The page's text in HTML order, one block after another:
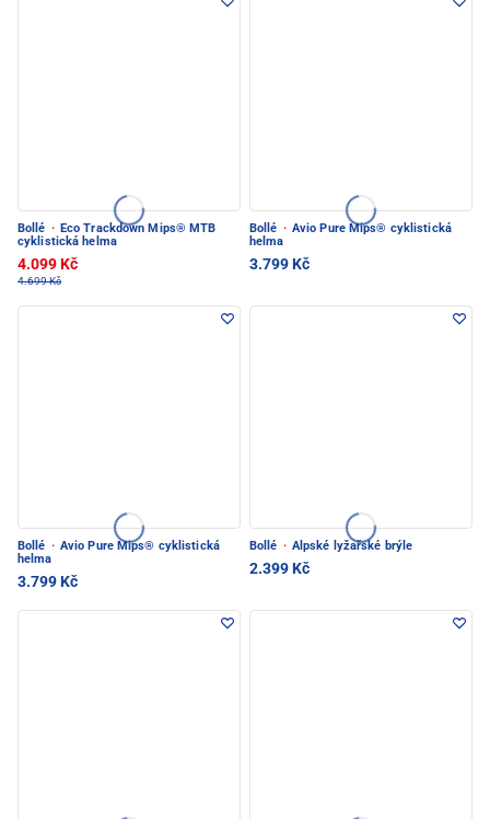
Bollé · Eco Trackdown Mips® MTB
cyklistická helma
4.099 Kč
4.699 Kč
Bollé · Avio Pure Mips® cyklistická
helma
3.799 Kč
Bollé · Avio Pure Mips® cyklistická
helma
3.799 Kč
Bollé · Alpské lyžařské brýle
2.399 Kč